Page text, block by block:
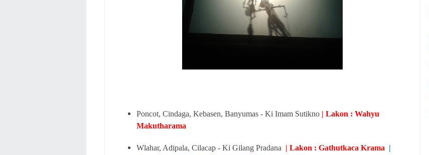
Poncot, Cindaga, Kebasen, Banyumas - Ki Imam Sutikno | Lakon : Wahyu
Makutharama
Wlahar, Adipala, Cilacap - Ki Gilang Pradana | Lakon : Gathutkaca Krama |